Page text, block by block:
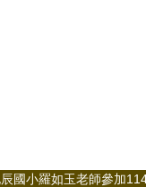
國小羅如玉老師參加